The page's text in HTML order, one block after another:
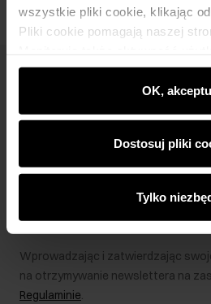
wszystkie pliki cookie, klikając
Pliki cookie pomagają naszej
wyświetlać im dopasowane do
rekomendacje oraz komunikaty
najnowszych promocjach w e-
partnerom społecznościowym,
analitycznym. Partnerzy mogą
podczas korzystania z ich usług.
OK,
Dostosuj pliki
Tylko
Bądź na bieżąco z nowościami i
Wprowadzając i zatwierdzając
na otrzymywanie newslettera na
Regulaminie.